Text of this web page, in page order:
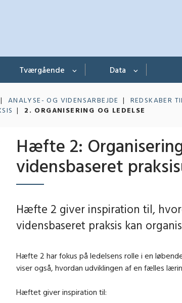
Tværgående Data
ANALYSE- OG VIDENSARBEJDE
REDSKABER
2. ORGANISERING OG LEDELSE
Hæfte 2:
vidensbaseret
Hæfte 2 giver inspiration til,
vidensbaseret praksis kan
Hæfte 2 har fokus på ledelsens rolle i en
viser også, hvordan udviklingen af en fælles
Hæftet giver inspiration til: